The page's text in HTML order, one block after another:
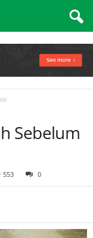
Sebelum
553 0